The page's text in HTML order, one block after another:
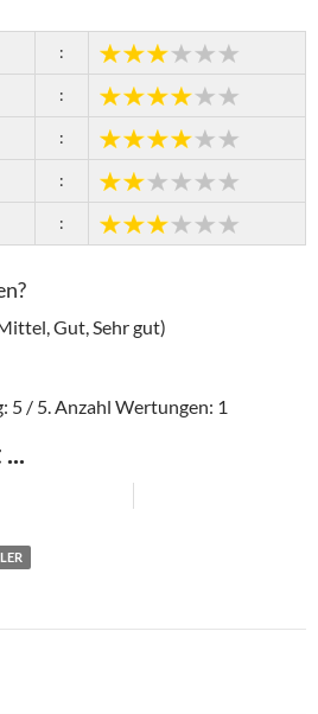
:
:
:
:
:
Gut, Sehr gut)
5 / 5. Anzahl Wertungen: 1